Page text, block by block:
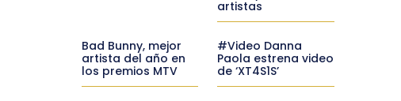
artistas
Bad Bunny, mejor
artista del año en
los premios MTV
#Video Danna
Paola estrena video
de ‘XT4S1S’